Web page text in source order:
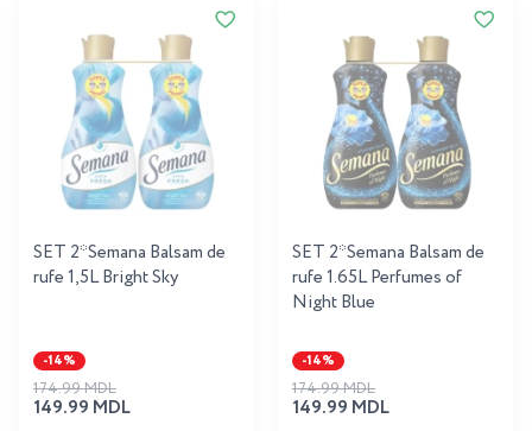
SET 2*Semana Balsam de
rufe 1,5L Bright Sky
-14%
149.99 MDL
174.99 MDL
SET 2*Semana Balsam de
rufe 1.65L Perfumes of
Night Blue
-14%
149.99 MDL
174.99 MDL